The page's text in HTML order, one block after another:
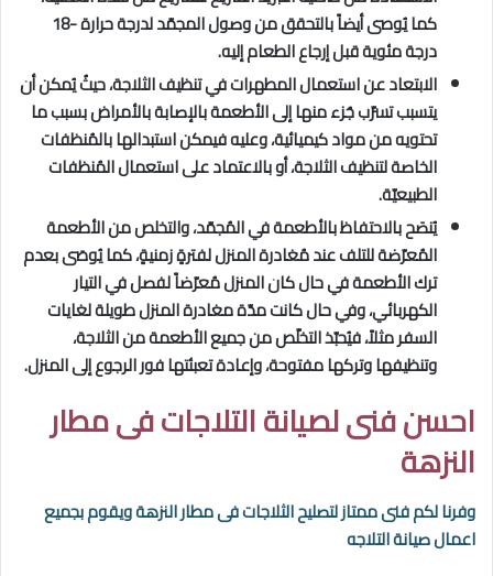
كما يُوصى أيضاً بالتحقق من وصول المجمّد لدرجة حرارة -18
درجة مئوية قبل إرجاع الطعام إليه.
الابتعاد عن استعمال المطهرات في تنظيف الثلاجة، حيثُ يُمكن أن
يتسبب تسرّب جُزء منها إلى الأطعمة بالإصابة بالأمراض بسبب ما
تحتويه من مواد كيميائية، وعليه فيمكن استبدالها بالمُنظفات
الخاصة لتنظيف الثلاجة، أو بالاعتماد على استعمال المُنظفات
الطبيعيّة.
يُنصَح بالاحتفاظ بالأطعمة في المُجمّد، والتخلص من الأطعمة
المُعرّضة للتلف عند مُغادرة المنزل لفترةٍ زمنيةٍ، كما يُوصَى بعدم
ترك الأطعمة في حال كان المنزل مُعرّضاً لفصل في التيار
الكهربائي، وفي حال كانت مدّة مغادرة المنزل طويلة لغايات
السفر مثلاً، فيُحبّذ التخلّص من جميع الأطعمة من الثلاجة،
وتنظيفها وتركها مفتوحة، وإعادة تعبئتها فور الرجوع إلى المنزل.
احسن فنى لصيانة التلاجات فى مطار
النزهة
وفرنا لكم فنى ممتاز لتصليح الثلاجات فى مطار النزهةويقوم بجميع
اعمال صيانة التلاجه